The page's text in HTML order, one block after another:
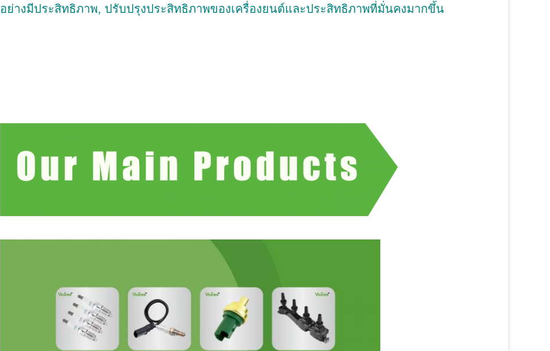
อย่างมีประสิทธิภาพ, ปรับปรุงประสิทธิภาพของเครื่องยนต์และประสิทธิภาพที่มั่นคงมากขึ้น